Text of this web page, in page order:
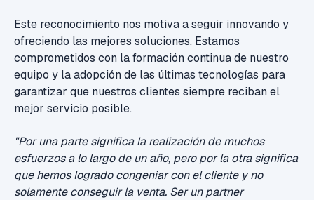
Este reconocimiento nos motiva a seguir innovando y
ofreciendo las mejores soluciones. Estamos
comprometidos con la formación continua de nuestro
equipo y la adopción de las últimas tecnologías para
garantizar que nuestros clientes siempre reciban el
mejor servicio posible.
"Por una parte significa la realización de muchos
esfuerzos a lo largo de un año, pero por la otra significa
que hemos logrado congeniar con el cliente y no
solamente conseguir la venta. Ser un partner